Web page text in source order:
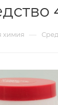
химия —